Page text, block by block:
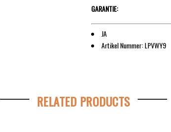
GARANTIE:
JA
Artikel Nummer: LPVWY9
RELATED PRODUCTS